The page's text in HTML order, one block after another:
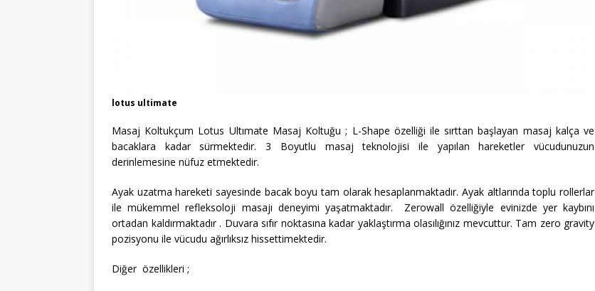
lotus ultimate
Masaj Koltukçum Lotus Ultımate Masaj Koltuğu ; L-Shape özelliği ile sırttan başlayan masaj kalça ve
bacaklara kadar sürmektedir. 3 Boyutlu masaj teknolojisi ile yapılan hareketler vücudunuzun
derinlemesine nüfuz etmektedir.
Ayak uzatma hareketi sayesinde bacak boyu tam olarak hesaplanmaktadır. Ayak altlarında toplu rollerlar
ile mükemmel refleksoloji masajı deneyimi yaşatmaktadır. Zerowall özelliğiyle evinizde yer kaybını
ortadan kaldırmaktadır . Duvara sıfır noktasına kadar yaklaştırma olasılığınız mevcuttur. Tam zero gravity
pozisyonu ile vücudu ağırlıksız hissettimektedir.
Diğer özellikleri ;